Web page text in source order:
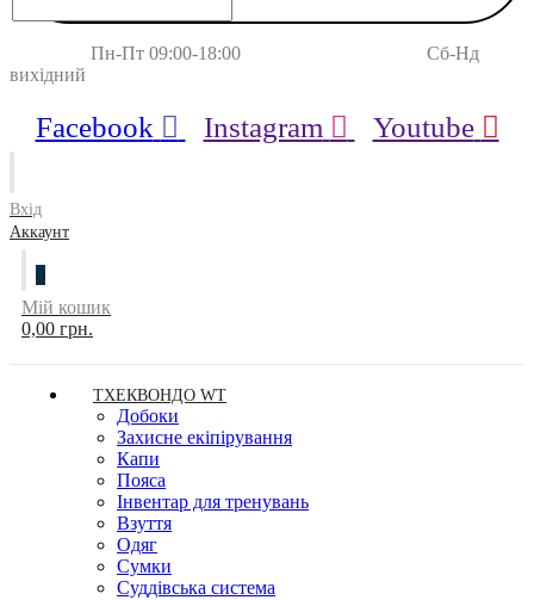
Пн-Пт 09:00-18:00 Сб-Нд
вихідний
Facebook Instagram Youtube
Вхід
Аккаунт
0
Мій кошик
0,00 грн.
ТХЕКВОНДО WT
Добоки
Захисне екіпірування
Капи
Пояса
Інвентар для тренувань
Взуття
Одяг
Сумки
Суддівська система